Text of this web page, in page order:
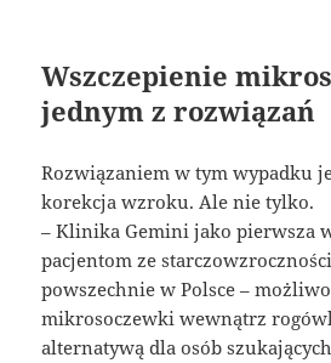
Wszczepienie
jednym z rozwiązań
Rozwiązaniem w tym wypadku
korekcja wzroku. Ale nie tylko.
– Klinika Gemini jako pierwsza
pacjentom ze
powszechnie w Polsce –
mikrosoczewki wewnątrz
alternatywą dla osób